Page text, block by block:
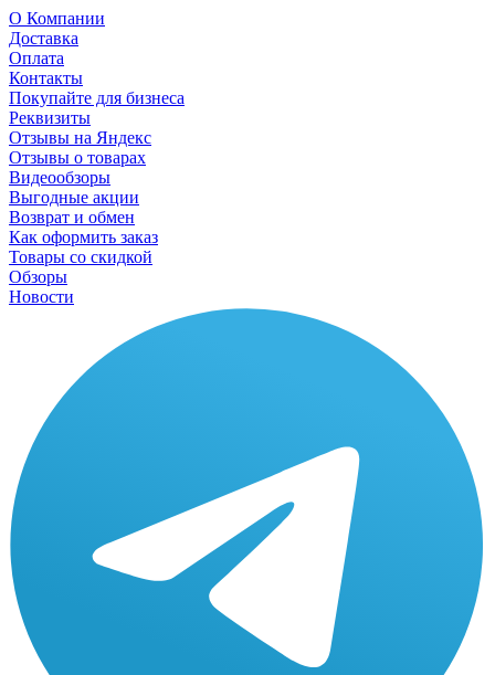
О Компании
Доставка
Оплата
Контакты
Покупайте для бизнеса
Реквизиты
Отзывы на Яндекс
Отзывы о товарах
Видеообзоры
Выгодные акции
Возврат и обмен
Как оформить заказ
Товары со скидкой
Обзоры
Новости